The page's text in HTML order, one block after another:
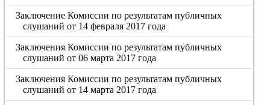
Заключение Комиссии по результатам публичных
слушаний от 14 февраля 2017 года
Заключения Комиссии по результатам публичных
слушаний от 06 марта 2017 года
Заключения Комиссии по результатам публичных
слушаний от 14 марта 2017 года